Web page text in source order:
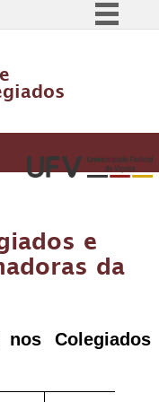
Comunica BR
Participe
à informação
Legislação
e
da
nos Colegiados